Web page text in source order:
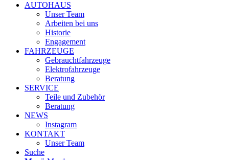
AUTOHAUS
Unser Team
Arbeiten bei uns
Historie
Engagement
FAHRZEUGE
Gebrauchtfahrzeuge
Elektrofahrzeuge
Beratung
SERVICE
Teile und Zubehör
Beratung
NEWS
Instagram
KONTAKT
Unser Team
Suche